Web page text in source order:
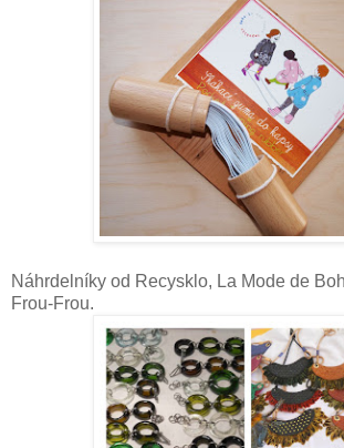
Náhrdelníky od Recysklo, La Mode de
Frou-Frou.